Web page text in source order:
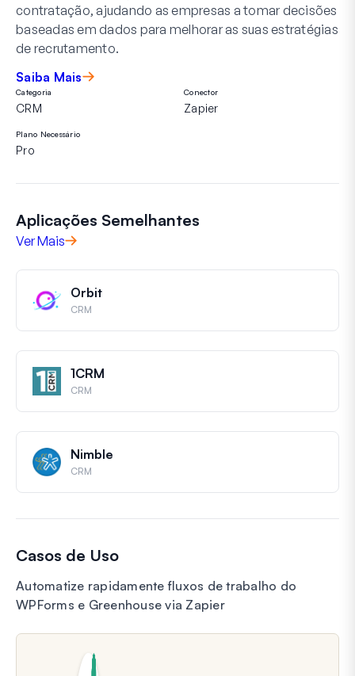
contratação, ajudando as empresas a tomar decisões
baseadas em dados para melhorar as suas estratégias
de recrutamento.
Saiba Mais
Categoria
CRM
Conector
Zapier
Plano Necessário
Pro
Aplicações Semelhantes
Ver Mais
Orbit
CRM
1CRM
CRM
Nimble
CRM
Casos de Uso
Automatize rapidamente fluxos de trabalho do
WPForms e Greenhouse via Zapier